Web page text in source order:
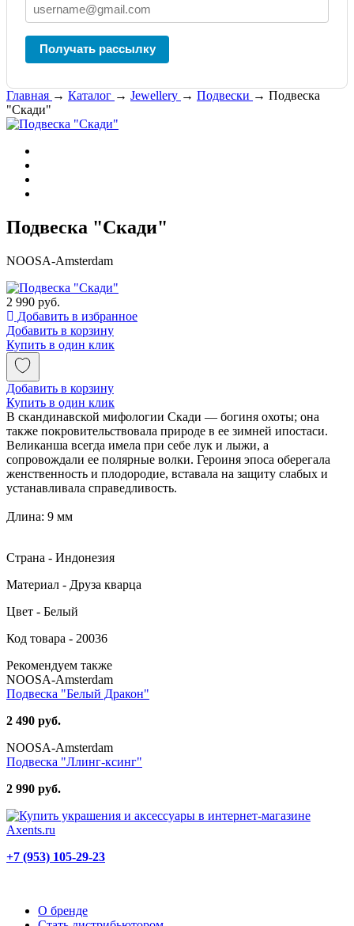
Получать рассылку
Главная → Каталог → Jewellery → Подвески → Подвеска
"Скади"
Подвеска "Скади"
NOOSA-Amsterdam
2 990 руб.
Добавить в избранное
Добавить в корзину
Купить в один клик
Добавить в корзину
Купить в один клик
В скандинавской мифологии Скади — богиня охоты; она
также покровительствовала природе в ее зимней ипостаси.
Великанша всегда имела при себе лук и лыжи, а
сопровождали ее полярные волки. Героиня эпоса оберегала
женственность и плодородие, вставала на защиту слабых и
устанавливала справедливость.
Длина: 9 мм
Страна - Индонезия
Материал - Друза кварца
Цвет - Белый
Код товара - 20036
Рекомендуем также
NOOSA-Amsterdam
Подвеска "Белый Дракон"
2 490 руб.
NOOSA-Amsterdam
Подвеска "Ллинг-ксинг"
2 990 руб.
+7 (953) 105-29-23
О бренде